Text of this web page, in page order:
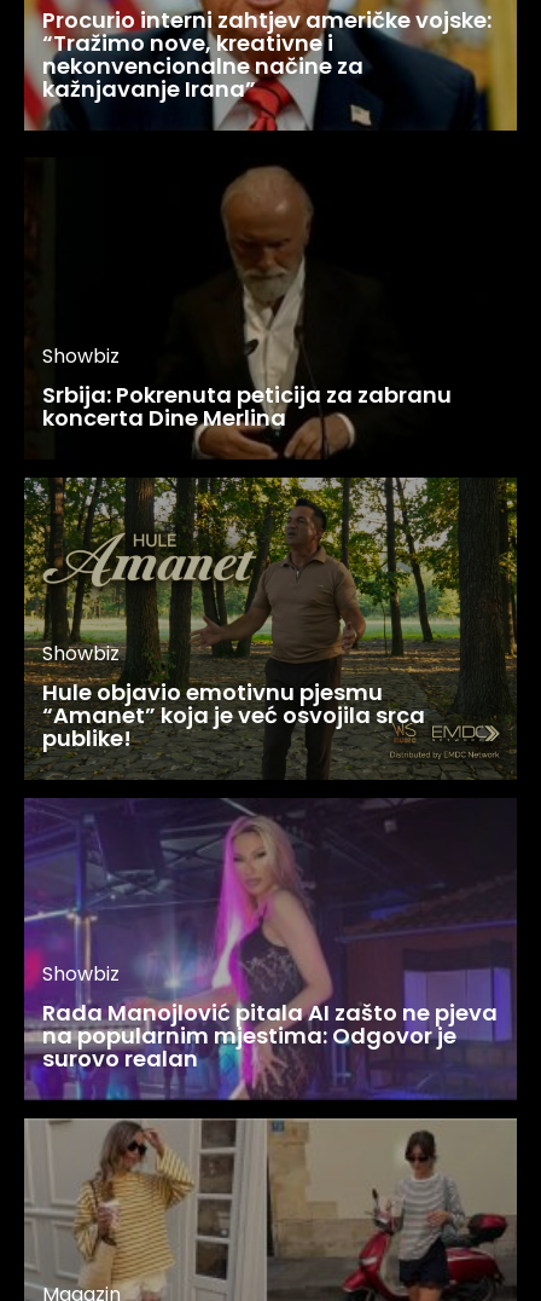
Procurio interni zahtjev američke vojske:
“Tražimo nove, kreativne i
nekonvencionalne načine za
kažnjavanje Irana”
Showbiz
Srbija: Pokrenuta peticija za zabranu
koncerta Dine Merlina
Showbiz
Hule objavio emotivnu pjesmu
“Amanet” koja je već osvojila srca
publike!
Showbiz
Rada Manojlović pitala AI zašto ne pjeva
na popularnim mjestima: Odgovor je
surovo realan
Magazin